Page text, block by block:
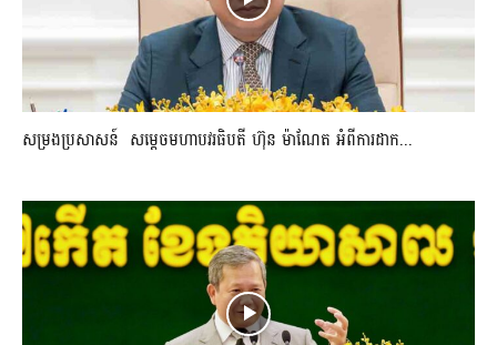
សម្រងប្រសាសន៍ សម្ដេចមហាបវរធិបតី ហ៊ុន ម៉ាណែត អំពីការដាក...